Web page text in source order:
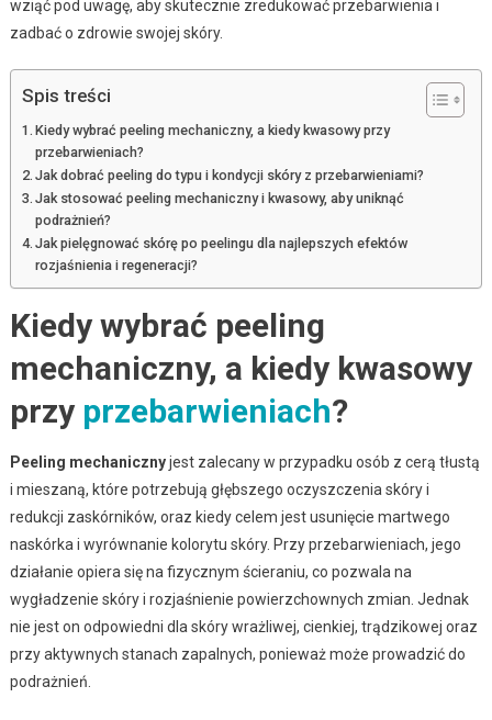
wziąć pod uwagę, aby skutecznie zredukować przebarwienia i
zadbać o zdrowie swojej skóry.
Spis treści
Kiedy wybrać peeling mechaniczny, a kiedy kwasowy przy
przebarwieniach?
Jak dobrać peeling do typu i kondycji skóry z przebarwieniami?
Jak stosować peeling mechaniczny i kwasowy, aby uniknąć
podrażnień?
Jak pielęgnować skórę po peelingu dla najlepszych efektów
rozjaśnienia i regeneracji?
Kiedy wybrać peeling
mechaniczny, a kiedy kwasowy
przy przebarwieniach?
Peeling mechanicznyjest zalecany w przypadku osób z cerą tłustą
i mieszaną, które potrzebują głębszego oczyszczenia skóry i
redukcji zaskórników, oraz kiedy celem jest usunięcie martwego
naskórka i wyrównanie kolorytu skóry. Przy przebarwieniach, jego
działanie opiera się na fizycznym ścieraniu, co pozwala na
wygładzenie skóry i rozjaśnienie powierzchownych zmian. Jednak
nie jest on odpowiedni dla skóry wrażliwej, cienkiej, trądzikowej oraz
przy aktywnych stanach zapalnych, ponieważ może prowadzić do
podrażnień.